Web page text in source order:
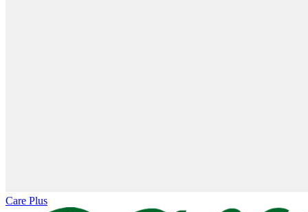
Care Plus